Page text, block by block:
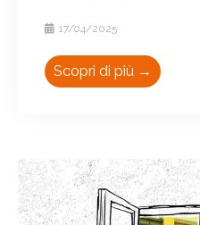
17/04/2025
Scopri di più →